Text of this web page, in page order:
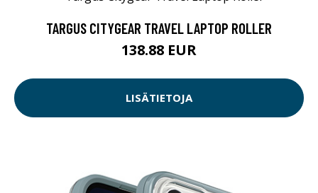
TARGUS CITYGEAR TRAVEL LAPTOP ROLLER
138.88 EUR
LISÄTIETOJA